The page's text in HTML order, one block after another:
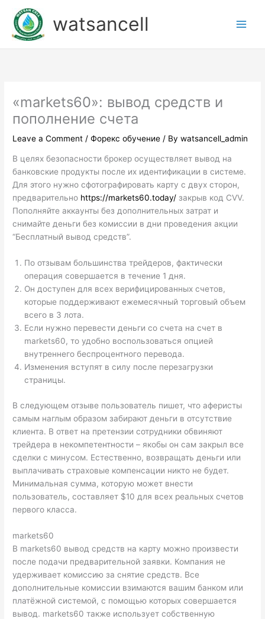
content
watsancell
«markets60»: вывод средств и
пополнение счета
Leave a Comment /Форекс обучение / Bywatsancell_admin
В целях безопасности брокер осуществляет вывод на
банковские продукты после их идентификации в системе.
Для этого нужно сфотографировать карту с двух сторон,
предварительно https://markets60.today/ закрыв код CVV.
Пополняйте аккаунты без дополнительных затрат и
снимайте деньги без комиссии в дни проведения акции
“Бесплатный вывод средств”.
По отзывам большинства трейдеров, фактически
операция совершается в течение 1 дня.
Он доступен для всех верифицированных счетов,
которые поддерживают ежемесячный торговый объем
всего в 3 лота.
Если нужно перевести деньги со счета на счет в
markets60, то удобно воспользоваться опцией
внутреннего беспроцентного перевода.
Изменения вступят в силу после перезагрузки
страницы.
В следующем отзыве пользователь пишет, что аферисты
самым наглым образом забирают деньги в отсутствие
клиента. В ответ на претензии сотрудники обвиняют
трейдера в некомпетентности – якобы он сам закрыл все
сделки с минусом. Естественно, возвращать деньги или
выплачивать страховые компенсации никто не будет.
Минимальная сумма, которую может внести
пользователь, составляет $10 для всех реальных счетов
первого класса.
markets60
В markets60 вывод средств на карту можно произвести
после подачи предварительной заявки. Компания не
удерживает комиссию за снятие средств. Все
дополнительные комиссии взимаются вашим банком или
платёжной системой, с помощью которых совершается
вывод. markets60 также использует собственную